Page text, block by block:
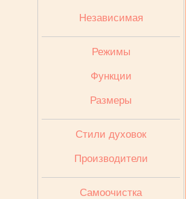
Независимая
Режимы
Функции
Размеры
Стили духовок
Производители
Cамоочистка